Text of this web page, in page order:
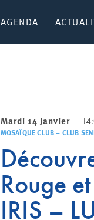
AGENDA
Mardi 14 Janvier
MOSAÏQUE CLUB – CLUB
Rouge
IRIS –